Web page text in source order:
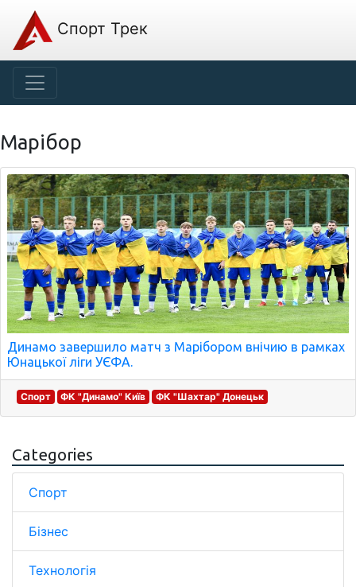
Спорт Трек
Марібор
Динамо завершило матч з Марібором внічию в рамках
Юнацької ліги УЄФА.
Спорт ФК "Динамо" Київ ФК "Шахтар" Донецьк
Categories
Спорт
Бізнес
Технологія